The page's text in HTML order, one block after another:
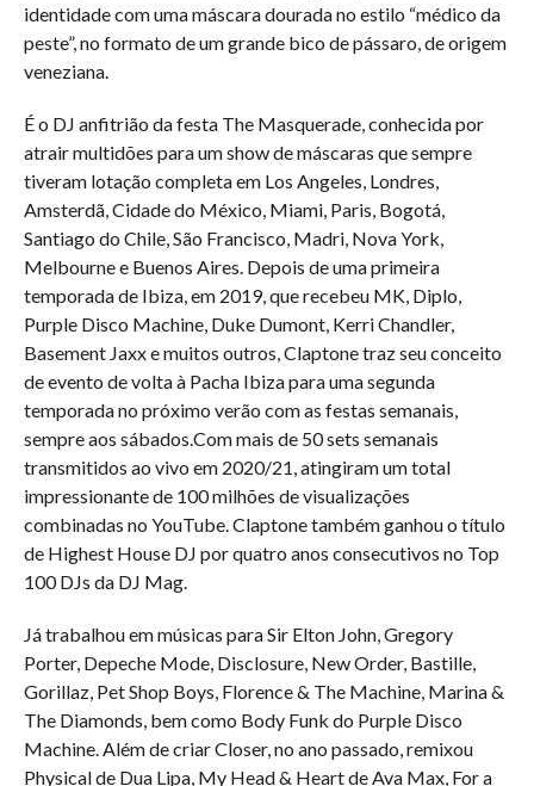
identidade com uma máscara dourada no estilo “médico da
peste”, no formato de um grande bico de pássaro, de origem
veneziana.
É o DJ anfitrião da festa The Masquerade, conhecida por
atrair multidões para um show de máscaras que sempre
tiveram lotação completa em Los Angeles, Londres,
Amsterdã, Cidade do México, Miami, Paris, Bogotá,
Santiago do Chile, São Francisco, Madri, Nova York,
Melbourne e Buenos Aires. Depois de uma primeira
temporada de Ibiza, em 2019, que recebeu MK, Diplo,
Purple Disco Machine, Duke Dumont, Kerri Chandler,
Basement Jaxx e muitos outros, Claptone traz seu conceito
de evento de volta à Pacha Ibiza para uma segunda
temporada no próximo verão com as festas semanais,
sempre aos sábados.Com mais de 50 sets semanais
transmitidos ao vivo em 2020/21, atingiram um total
impressionante de 100 milhões de visualizações
combinadas no YouTube. Claptone também ganhou o título
de Highest House DJ por quatro anos consecutivos no Top
100 DJs da DJ Mag.
Já trabalhou em músicas para Sir Elton John, Gregory
Porter, Depeche Mode, Disclosure, New Order, Bastille,
Gorillaz, Pet Shop Boys, Florence & The Machine, Marina &
The Diamonds, bem como Body Funk do Purple Disco
Machine. Além de criar Closer, no ano passado, remixou
Physical de Dua Lipa, My Head & Heart de Ava Max, For a